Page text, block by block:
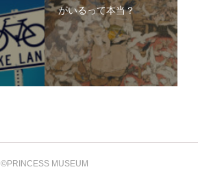
がいるって本当？
©PRINCESS MUSEUM